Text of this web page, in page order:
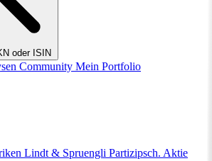
oder ISIN
Community Mein Portfolio
Lindt & Spruengli Partizipsch. Aktie